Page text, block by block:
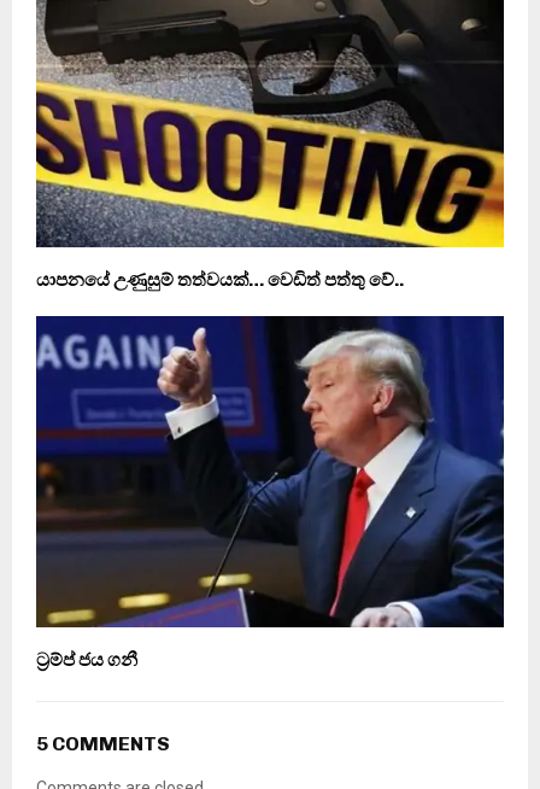
යාපනයේ උණුසුම් තත්වයක්… වෙඩිත් පත්තු වේ..
ට්‍රම්ප් ජය ගනී
5 COMMENTS